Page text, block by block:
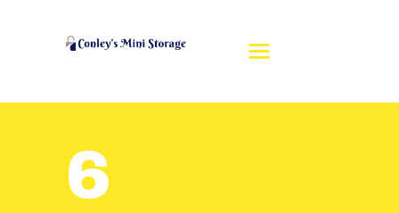
6
HOME
REVIEWS